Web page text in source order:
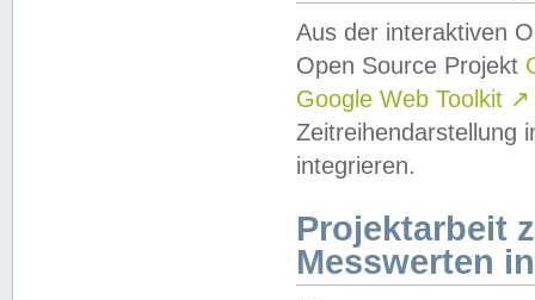
Aus der interaktiven
Open Source Projekt
Google Web Toolkit ↗
Zeitreihendarstellung
integrieren.
Projektarbeit
Messwerten